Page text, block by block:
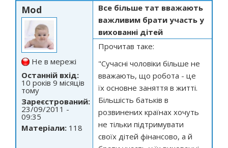
Mod
Не в мережі
Останній вхід:
10 років 9 місяців
тому
Зареєстрований:
23/09/2011 -
09:35
Матеріали: 118
Все більше тат вважають
важливим брати участь у
вихованні дітей
Прочитав таке:
"Сучасні чоловіки більше не
вважають, що робота - це
їх основне заняття в житті.
Більшість батьків в
розвинених країнах хочуть
не тільки підтримувати
своїх дітей фінансово, а й